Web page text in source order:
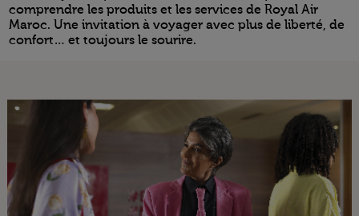
comprendre les produits et les services de Royal Air
Maroc. Une invitation à voyager avec plus de liberté, de
confort… et toujours le sourire.